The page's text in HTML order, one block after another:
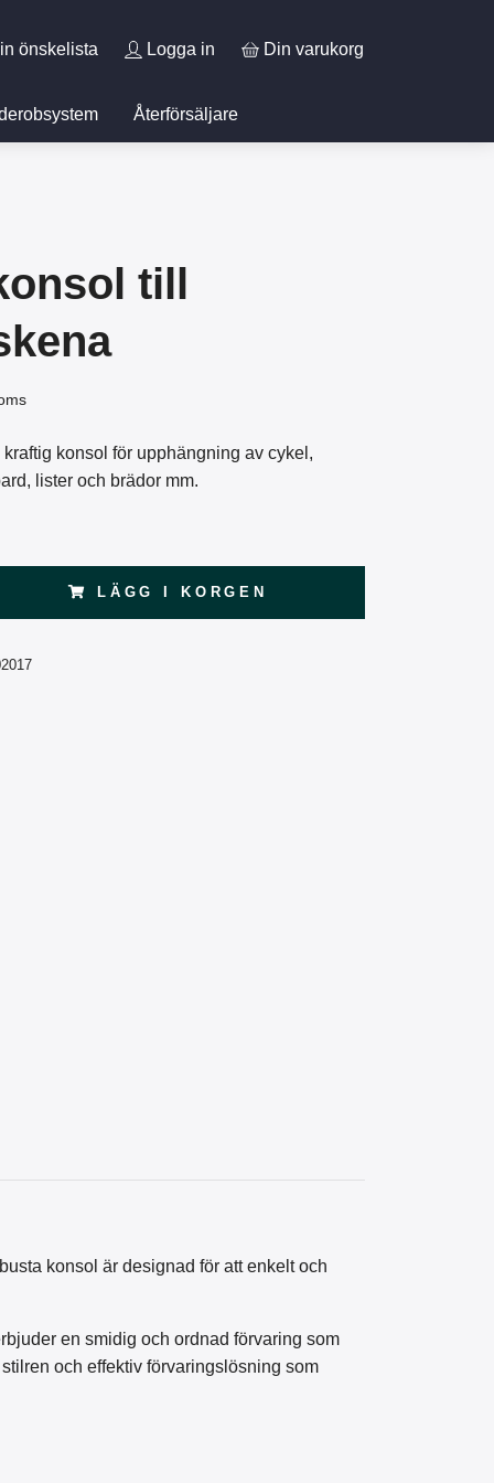
önskelista Logga in Din varukorg
Återförsäljare
till
konsol för upphängning av cykel,
lister och brädor mm.
LÄGG I KORGEN
konsol är designad för att enkelt och
en smidig och ordnad förvaring som
och effektiv förvaringslösning som